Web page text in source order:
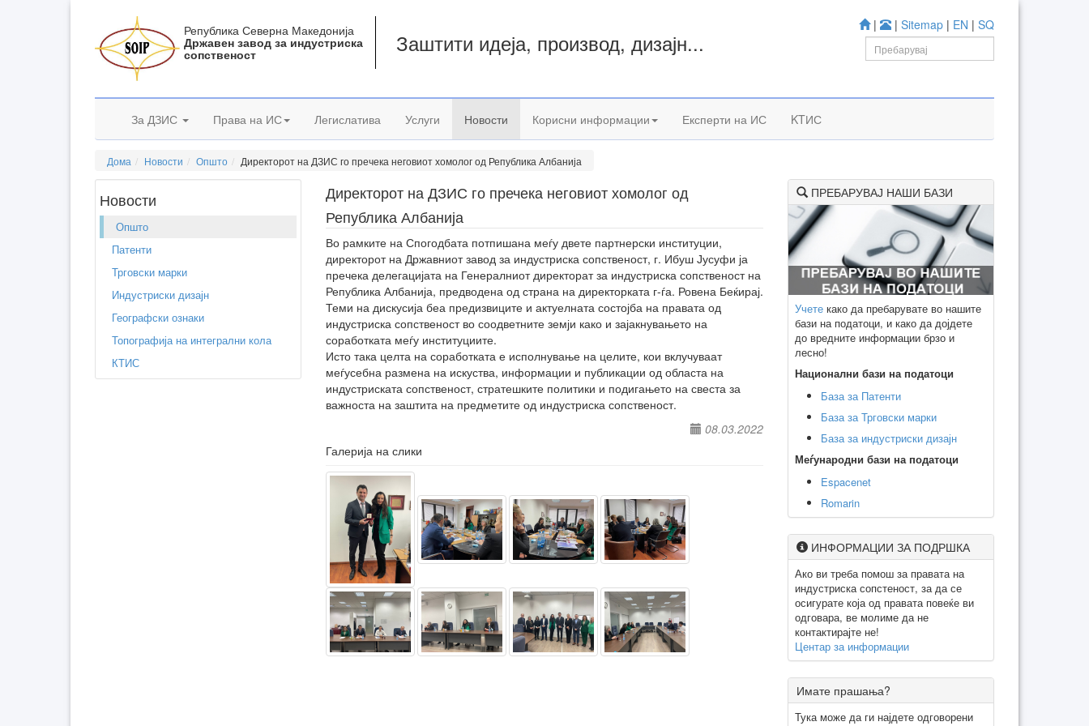
| | Sitemap | EN | SQ
Република Северна Македонија
Државен завод за индустриска
сопственост Заштити идеја, производ, дизајн...
За ДЗИС Права на ИС Легислатива Услуги Новости Корисни информации Експерти на ИС KTИС
Дома Новости Општо Директорот на ДЗИС го пречека неговиот хомолог од Република Албанија
Новости
Општо
Патенти
Трговски марки
Индустриски дизајн
Географски ознаки
Топографија на интегрални кола
КТИС
Директорот на ДЗИС го пречека неговиот хомолог од
Република Албанија
Во рамките на Спогодбата потпишана меѓу двете партнерски институции,
директорот на Државниот завод за индустриска сопственост, г. Ибуш Јусуфи ја
пречека делегацијата на Генералниот директорат за индустриска сопственост на
Република Албанија, предводена од страна на директорката г-ѓа. Ровена Беќирај.
Теми на дискусија беа предизвиците и актуелната состојба на правата од
индустриска сопственост во соодветните земји како и зајакнувањето на
соработката меѓу институциите.
Исто така целта на соработката е исполнување на целите, кои вклучуваат
меѓусебна размена на искуства, информации и публикации од областа на
индустриската сопственост, стратешките политики и подигањето на свеста за
важноста на заштита на предметите од индустриска сопственост.
08.03.2022
Галерија на слики
ПРЕБАРУВАЈ НАШИ БАЗИ
Учете како да пребарувате во нашите
бази на податоци, и како да дојдете
до вредните информации брзо и
лесно!
Национални бази на податоци
База за Патенти
База за Трговски марки
База за индустриски дизајн
Меѓународни бази на податоци
Espacenet
Romarin
ИНФОРМАЦИИ ЗА ПОДРШКА
Ако ви треба помош за правата на
индустриска сопстеност, за да се
осигурате која од правата повеќе ви
одговара, ве молиме да не
контактирајте не!
Центар за информации
Имате прашања?
Тука може да ги најдете одговорени